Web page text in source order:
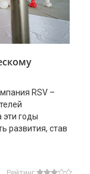
RSV –
эти годы
развития, став